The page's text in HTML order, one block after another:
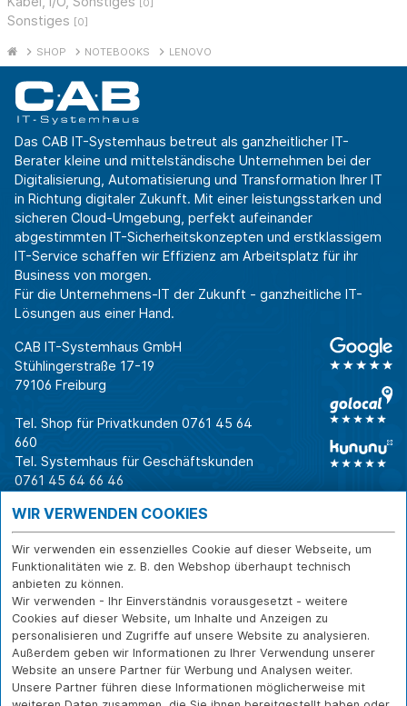
[0]
Sonstiges [0]
SHOP NOTEBOOKS LENOVO
Das CAB IT-Systemhaus betreut als ganzheitlicher IT-
Berater kleine und mittelständische Unternehmen bei der
Digitalisierung, Automatisierung und Transformation Ihrer IT
in Richtung digitaler Zukunft. Mit einer leistungsstarken und
sicheren Cloud-Umgebung, perfekt aufeinander
abgestimmten IT-Sicherheitskonzepten und erstklassigem
IT-Service schaffen wir Effizienz am Arbeitsplatz für ihr
Business von morgen.
Für die Unternehmens-IT der Zukunft - ganzheitliche IT-
Lösungen aus einer Hand.
CAB IT-Systemhaus GmbH
Stühlingerstraße 17-19
79106 Freiburg
Tel. Shop für Privatkunden 0761 45 64
660
Tel. Systemhaus für Geschäftskunden
0761 45 64 66 46
Warum CAB
Für Business-
Entscheider
Für IT-Leiter
Für Privatkunden
Erfolgsgeschichte
n
Branchen
IT für
IT-Security
IT-Infrastruktur
Softwarelösungen
WLAN-Lösungen
IT-Beratung und
Service
Reparatur
Versand- und
Zahlarten
Rücksendung und
Widerruf
Über CAB Kontakt IMPRESSUM
WIR VERWENDEN COOKIES
Wir verwenden ein essenzielles Cookie auf dieser Webseite, um
Funktionalitäten wie z. B. den Webshop überhaupt technisch
anbieten zu können.
Wir verwenden - Ihr Einverständnis vorausgesetzt - weitere
Cookies auf dieser Website, um Inhalte und Anzeigen zu
personalisieren und Zugriffe auf unsere Website zu analysieren.
Außerdem geben wir Informationen zu Ihrer Verwendung unserer
Website an unsere Partner für Werbung und Analysen weiter.
Unsere Partner führen diese Informationen möglicherweise mit